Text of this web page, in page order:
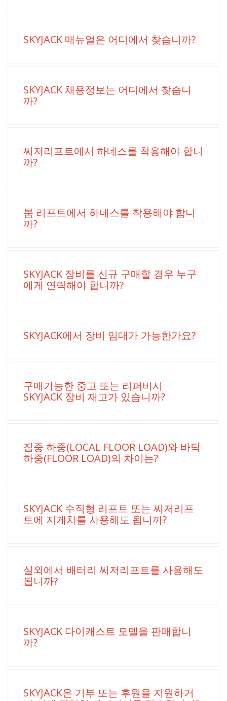
SKYJACK 매뉴얼은 어디에서 찾습니까?
SKYJACK 채용정보는 어디에서 찾습니
까?
씨저리프트에서 하네스를 착용해야 합니
까?
붐 리프트에서 하네스를 착용해야 합니
까?
SKYJACK 장비를 신규 구매할 경우 누구
에게 연락해야 합니까?
SKYJACK에서 장비 임대가 가능한가요?
구매가능한 중고 또는 리퍼비시
SKYJACK 장비 재고가 있습니까?
집중 하중(LOCAL FLOOR LOAD)와 바닥
하중(FLOOR LOAD)의 차이는?
SKYJACK 수직형 리프트 또는 씨저리프
트에 지게차를 사용해도 됩니까?
실외에서 배터리 씨저리프트를 사용해도
됩니까?
SKYJACK 다이캐스트 모델을 판매합니
까?
SKYJACK은 기부 또는 후원을 지원하거